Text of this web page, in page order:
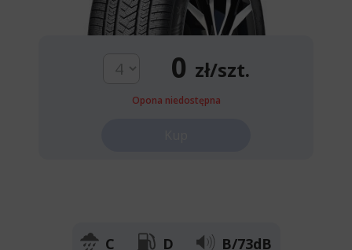
0 zł/szt.
Opona niedostępna
C D B/73dB